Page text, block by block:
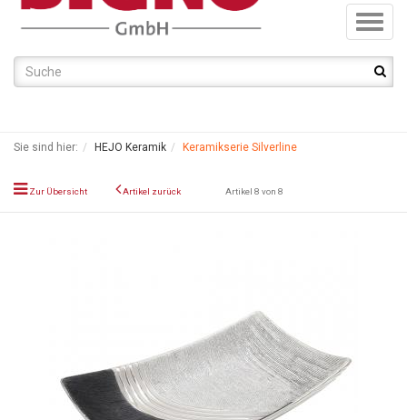
Toggle
Sie sind hier: HEJO Keramik Keramikserie Silverline
Zur Übersicht Artikel zurück Artikel 8 von 8